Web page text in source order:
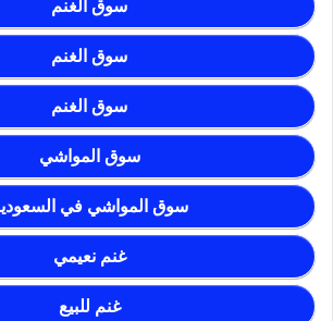
سوق الغنم
سوق الغنم
سوق الغنم
سوق المواشي
سوق المواشي في
غنم نعيمي
غنم للبيع